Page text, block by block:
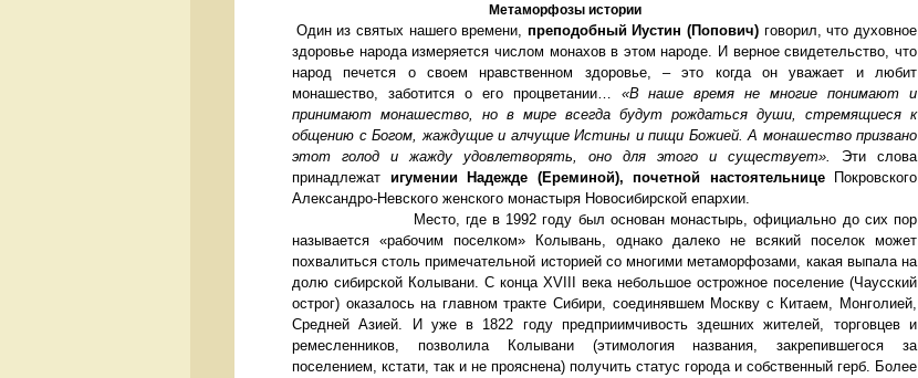
Метаморфозы истории
Один из святых нашего времени, преподобный Иустин (Попович) говорил, что духовное
здоровье народа измеряется числом монахов в этом народе. И верное свидетельство, что
народ печется о своем нравственном здоровье, – это когда он уважает и любит
монашество, заботится о его процветании… «В наше время не многие понимают и
принимают монашество, но в мире всегда будут рождаться души, стремящиеся к
общению с Богом, жаждущие и алчущие Истины и пищи Божией. А монашество призвано
этот голод и жажду удовлетворять, оно для этого и существует».
Эти слова
принадлежат игумении Надежде (Ереминой), почетной настоятельницеПокровского
Александро-Невского женского монастыря Новосибирской епархии.
Место, где в 1992 году был основан монастырь, официально до сих пор
называется «рабочим поселком» Колывань, однако далеко не всякий поселок может
похвалиться столь примечательной историей со многими метаморфозами, какая выпала на
долю сибирской Колывани. С конца XVIII века небольшое острожное поселение (Чаусский
острог) оказалось на главном тракте Сибири, соединявшем Москву с Китаем, Монголией,
Средней Азией. И уже в 1822 году предприимчивость здешних жителей, торговцев и
ремесленников, позволила Колывани (этимология названия, закрепившегося за
поселением, кстати, так и не прояснена) получить статус города и собственный герб. Более